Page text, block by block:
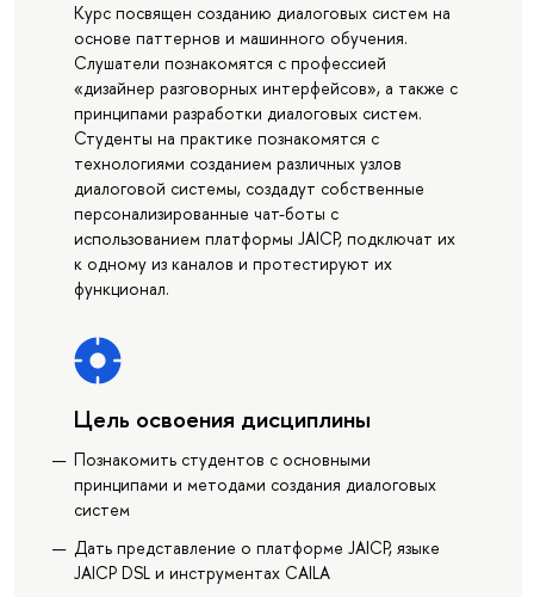
Курс посвящен созданию диалоговых систем на
основе паттернов и машинного обучения.
Слушатели познакомятся с профессией
«дизайнер разговорных интерфейсов», а также с
принципами разработки диалоговых систем.
Студенты на практике познакомятся с
технологиями созданием различных узлов
диалоговой системы, создадут собственные
персонализированные чат-боты с
использованием платформы JAICP, подключат их
к одному из каналов и протестируют их
функционал.
Цель освоения дисциплины
Познакомить студентов с основными
принципами и методами создания диалоговых
систем
Дать представление о платформе JAICP, языке
JAICP DSL и инструментах CAILA